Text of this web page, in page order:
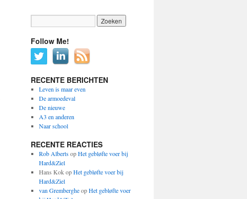
Follow Me!
RECENTE BERICHTEN
Leven is maar even
De armoedeval
De nieuwe
A3 en anderen
Naar school
RECENTE REACTIES
Rob AlbertsopHet gebløfte voer bij
Hard&Ziel
Hans KokopHet gebløfte voer bij
Hard&Ziel
van GrembergheopHet gebløfte voer